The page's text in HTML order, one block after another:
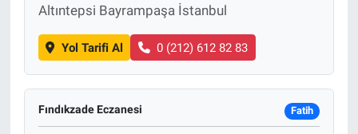
Altıntepsi Bayrampaşa İstanbul
Yol Tarifi Al 0 (212) 612 82 83
Fındıkzade Eczanesi Fatih